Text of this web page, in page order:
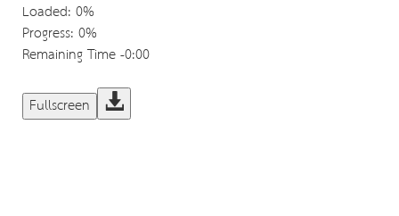
Loaded: 0%
Progress: 0%
Remaining Time-0:00
Fullscreen